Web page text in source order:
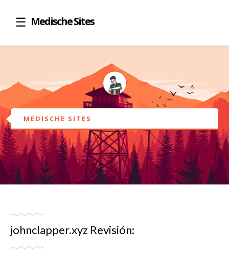
Medische Sites
MEDISCHE SITES
johnclapper.xyz Revisión: